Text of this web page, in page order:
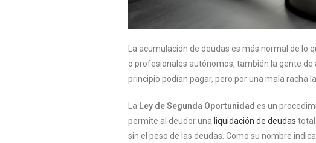
La acumulación de deudas es más normal de lo
o profesionales autónomos, también la gente
principio podían pagar, pero por una mala racha
La Ley de Segunda Oportunidad es un
permite al deudor una liquidación de deudas total
sin el peso de las deudas. Como su nombre